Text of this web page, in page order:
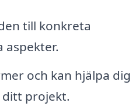
till konkreta
aspekter.
och kan hjälpa dig
projekt.